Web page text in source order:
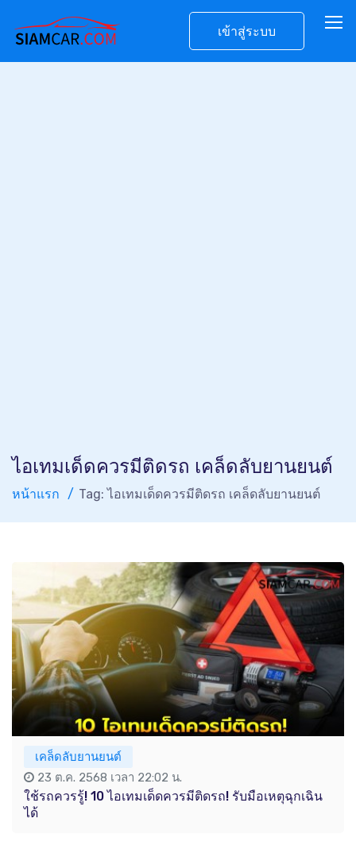
เข้าสู่ระบบ
ไอเทมเด็ดควรมีติดรถ เคล็ดลับยานยนต์
หน้าแรก Tag: ไอเทมเด็ดควรมีติดรถ เคล็ดลับยานยนต์
เคล็ดลับยานยนต์
23 ต.ค. 2568 เวลา 22:02 น.
ใช้รถควรรู้! 10 ไอเทมเด็ดควรมีติดรถ! รับมือเหตุฉุกเฉิน
ได้